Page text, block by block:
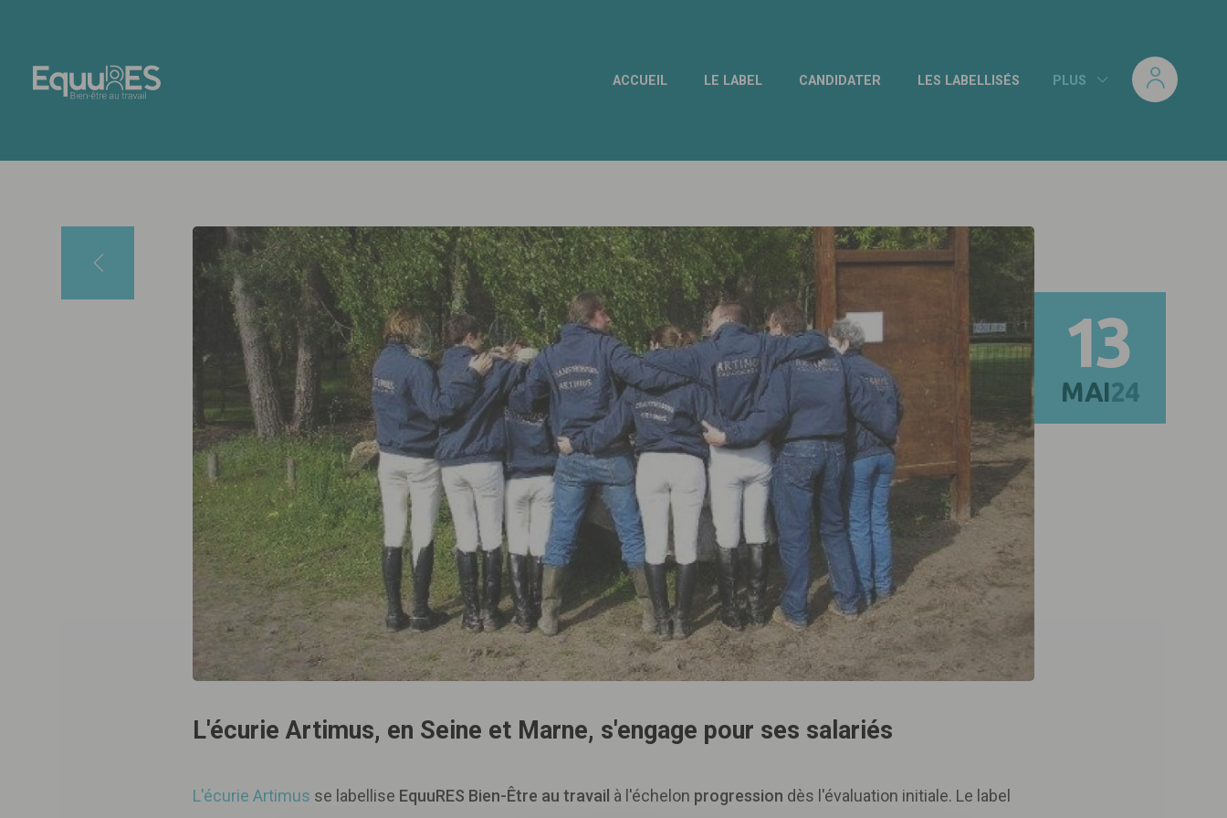
ACCUEIL LE LABEL CANDIDATER LES LABELLISÉS PLUS
13
MAI24
L'écurie Artimus, en Seine et Marne, s'engage pour ses salariés
L'écurie Artimus se labellise EquuRES Bien-Être au travail à l'échelon progression dès l'évaluation initiale. Le label